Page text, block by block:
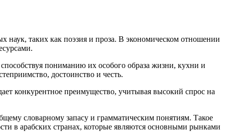
таких как поэзия и проза. В экономическом отношении
пониманию их особого образа жизни, кухни и
достоинство и честь.
конкурентное преимущество, учитывая высокий спрос на
словарному запасу и грамматическим понятиям. Такое
в арабских странах, которые являются основными рынками